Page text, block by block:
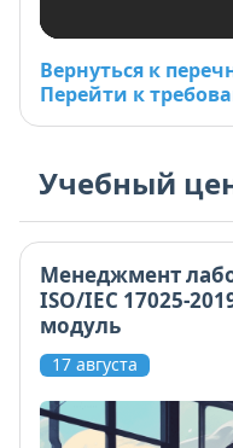
Вернуться к
Перейти к
Учебный
Менеджмент
ISO/IEC 17025-
модуль
17 августа